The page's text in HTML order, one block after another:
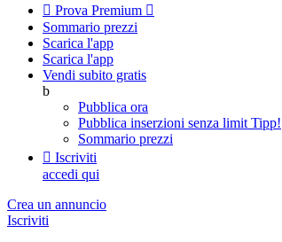
 Prova Premium 
Sommario prezzi
Scarica l'app
Scarica l'app
Vendi subito gratis
b
Pubblica ora
Pubblica inserzioni senza limit Tipp!
Sommario prezzi
 Iscriviti
accedi qui
Crea un annuncio
Iscriviti